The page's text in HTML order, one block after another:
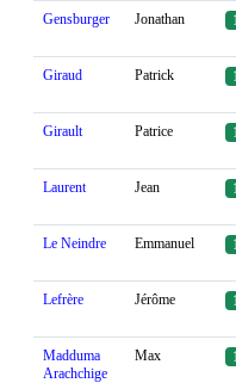
Gensburger Jonathan
Giraud Patrick
Girault Patrice
Laurent Jean
Le Neindre Emmanuel
Lefrère Jérôme
Madduma
Arachchige
Max